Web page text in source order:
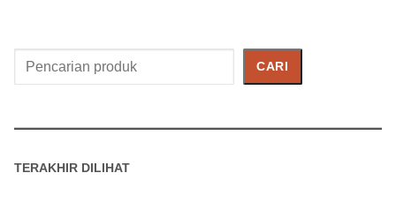
Cari
Produk
CARI
TERAKHIR DILIHAT